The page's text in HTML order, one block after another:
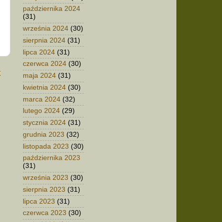
października 2024
(31)
września 2024 (30)
sierpnia 2024 (31)
lipca 2024 (31)
czerwca 2024 (30)
maja 2024 (31)
kwietnia 2024 (30)
marca 2024 (32)
lutego 2024 (29)
stycznia 2024 (31)
grudnia 2023 (32)
listopada 2023 (30)
października 2023
(31)
września 2023 (30)
sierpnia 2023 (31)
lipca 2023 (31)
czerwca 2023 (30)